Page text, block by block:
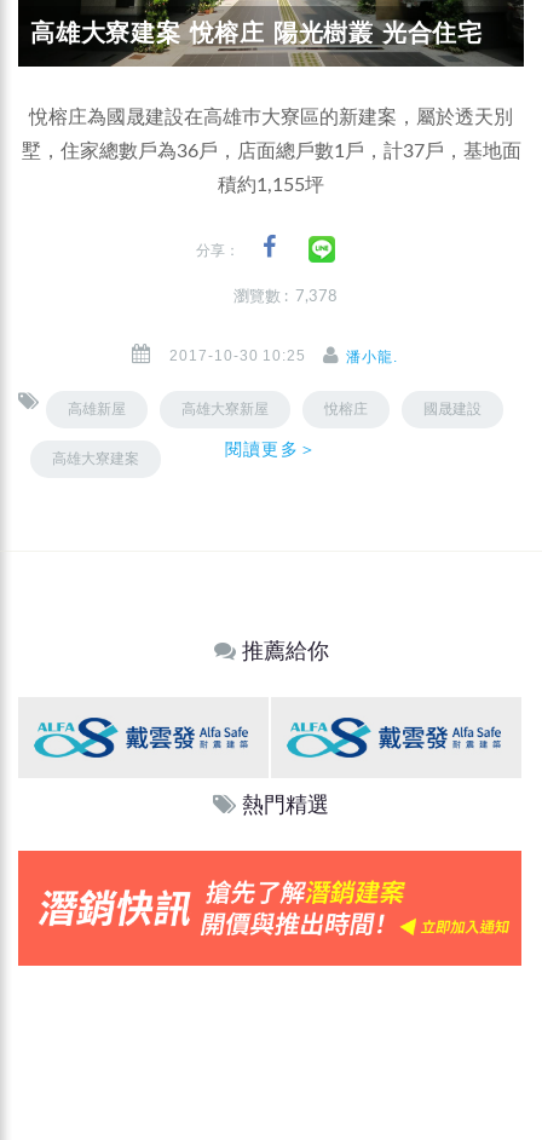
高雄大寮建案 悅榕庄 陽光樹叢 光合住宅
悅榕庄為國晟建設在高雄巿大寮區的新建案，屬於透天別
墅，住家總數戶為36戶，店面總戶數1戶，計37戶，基地面
積約1,155坪
分享：
瀏覽數 : 7,378
2017-10-30 10:25 潘小龍.
高雄新屋 高雄大寮新屋 悅榕庄 國晟建設
高雄大寮建案 閱讀更多＞
推薦給你
熱門精選